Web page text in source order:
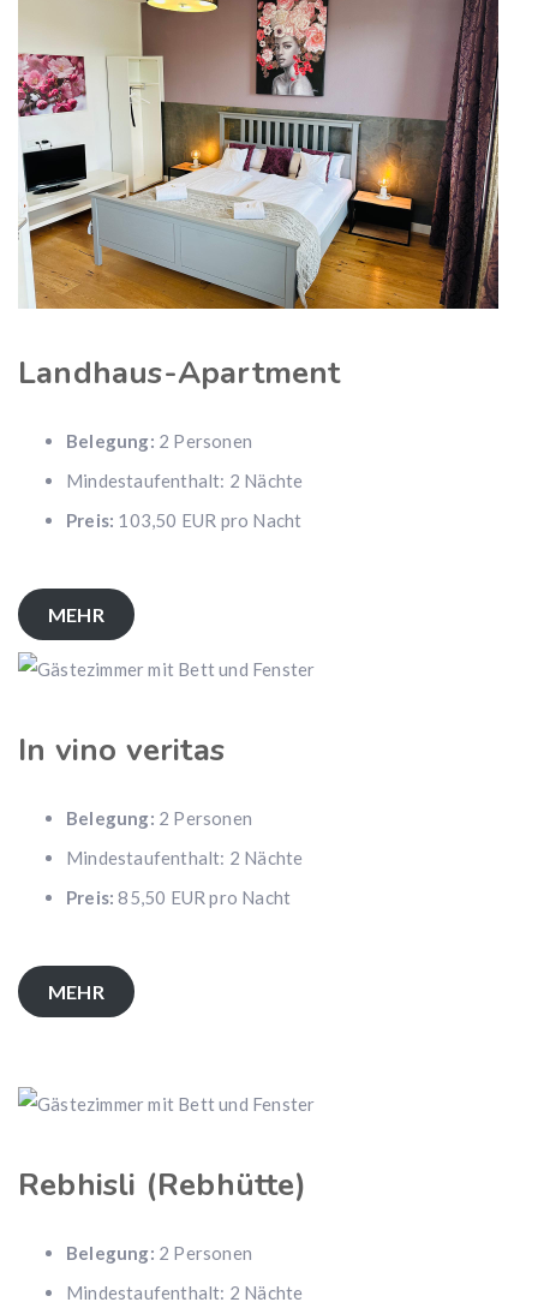
Landhaus-Apartment
Belegung: 2 Personen
Mindestaufenthalt: 2 Nächte
Preis: 103,50 EUR pro Nacht
MEHR
In vino veritas
Belegung: 2 Personen
Mindestaufenthalt: 2 Nächte
Preis: 85,50 EUR pro Nacht
MEHR
Rebhisli (Rebhütte)
Belegung: 2 Personen
Mindestaufenthalt: 2 Nächte